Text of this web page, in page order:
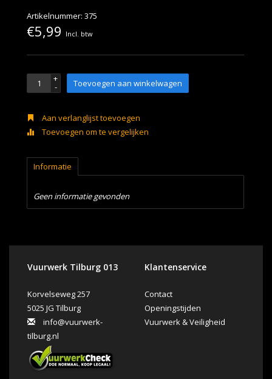
Artikelnummer: 375
€5,99 Incl. btw
+
- Toevoegen aan winkelwagen
Aan verlanglijst toevoegen
Toevoegen om te vergelijken
Informatie
Geen informatie gevonden
Vuurwerk Tilburg 013
Korvelseweg 257
5025 JG Tilburg
info@vuurwerk-
tilburg.nl
Klantenservice
Contact
Openingstijden
Vuurwerk & Veiligheid